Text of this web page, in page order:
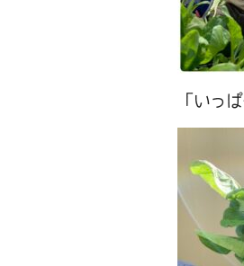
「いっ